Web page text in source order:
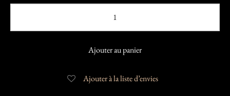
Ajouter au panier
Ajouter à la liste d’envies